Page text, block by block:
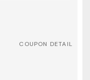
COUPON DETAIL